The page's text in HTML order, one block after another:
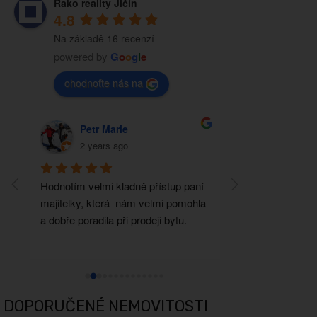
4.8
Na základě 16 recenzí
powered by Google
ohodnoťte nás na
Petr Marie
2 years ago
Hodnotím velmi kladně přístup paní
majitelky, která  nám velmi pomohla
a dobře poradila při prodeji bytu.
DOPORUČENÉ NEMOVITOSTI